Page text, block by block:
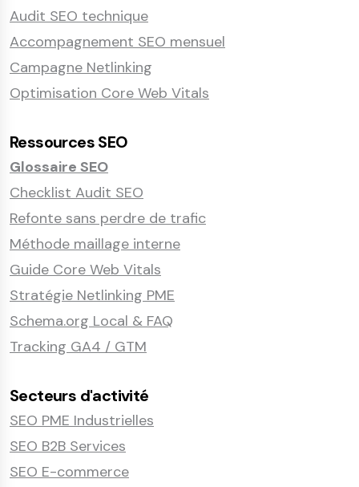
Audit SEO technique
Accompagnement SEO mensuel
Campagne Netlinking
Optimisation Core Web Vitals
Ressources SEO
Glossaire SEO
Checklist Audit SEO
Refonte sans perdre de trafic
Méthode maillage interne
Guide Core Web Vitals
Stratégie Netlinking PME
Schema.org Local & FAQ
Tracking GA4 / GTM
Secteurs d'activité
SEO PME Industrielles
SEO B2B Services
SEO E-commerce